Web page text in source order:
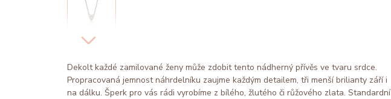
Dekolt každé zamilované ženy může zdobit tento nádherný přívěs ve tvaru srdce.
Propracovaná jemnost náhrdelníku zaujme každým detailem, tři menší brilianty září i
na dálku. Šperk pro vás rádi vyrobíme z bílého, žlutého či růžového zlata. Standardní